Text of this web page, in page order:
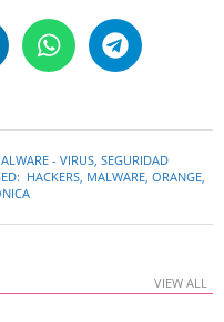
- VIRUS, SEGURIDAD
HACKERS, MALWARE, ORANGE,
VIEW ALL